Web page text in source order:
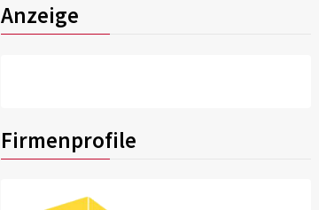
Anzeige
Firmenprofile